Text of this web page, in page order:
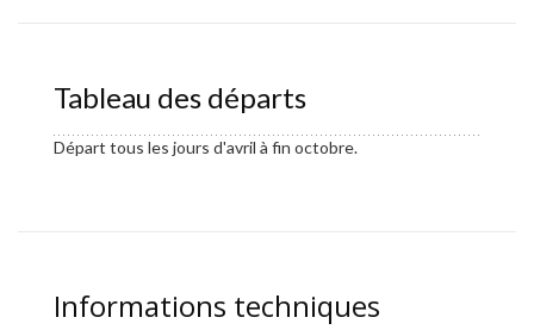
Tableau des départs
Départ tous les jours d'avril à fin octobre.
Informations techniques